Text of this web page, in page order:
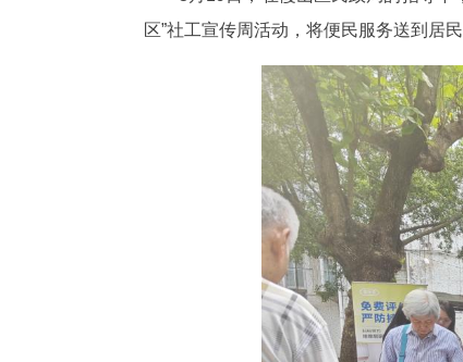
区”社工宣传周活动，将便民服务送到居民